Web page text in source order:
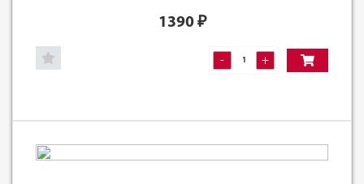
1390₽
- +